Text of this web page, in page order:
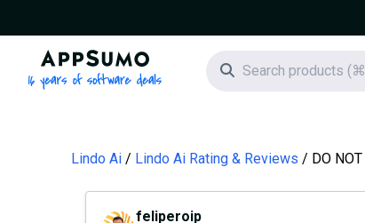
AppSumo - 16 years of software deals
Search icon
Lindo Ai Lindo Ai Rating & Reviews DO
feliperoip